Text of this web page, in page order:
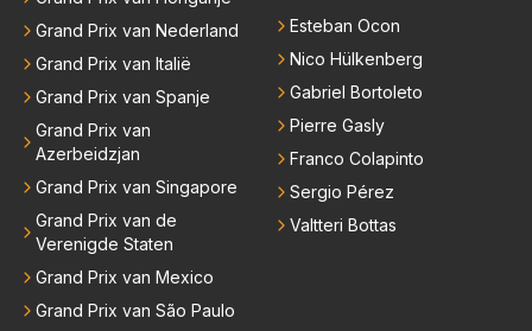
Grand Prix van Nederland
Grand Prix van Italië
Grand Prix van Spanje
Grand Prix van
Azerbeidzjan
Grand Prix van Singapore
Grand Prix van de
Verenigde Staten
Grand Prix van Mexico
Grand Prix van São Paulo
Esteban Ocon
Nico Hülkenberg
Gabriel Bortoleto
Pierre Gasly
Franco Colapinto
Sergio Pérez
Valtteri Bottas